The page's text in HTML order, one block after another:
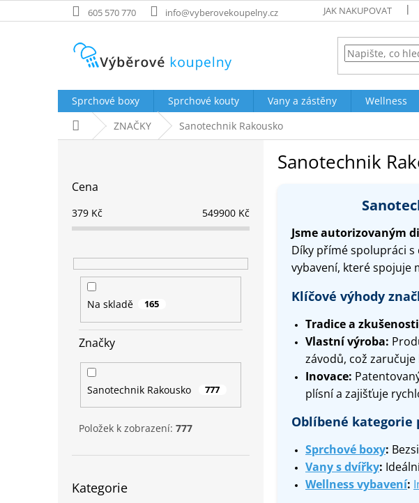
na
605 570 770 info@vyberovekoupelny.cz JAK NAKUPOVAT
Sprchové boxy Sprchové kouty Vany a zástěny Wellness
Domů ZNAČKY Sanotechnik Rakousko
Cena
379 Kč 549900 Kč
Na skladě 165
Značky
Sanotechnik Rakousko 777
Položek k zobrazení: 777
kategorie
Kategorie
Sanotechnik
Jsme autorizovaným
Díky přímé spolupráci
vybavení, které spojuje
Klíčové výhody
Tradice a
Vlastní výroba:
závodů, což
Inovace:
plísní a zajišťuje
Oblíbené
Sprchové boxy:
Vany s dvířky:
Wellness vybavení: